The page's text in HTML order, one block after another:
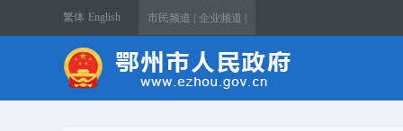
繁体 English 市民频道 | 企业频道 |